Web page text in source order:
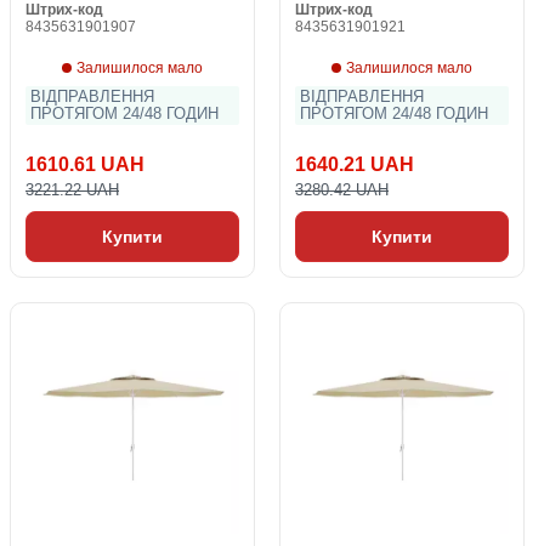
Штрих-код
8435631901907
Залишилося мало
ВІДПРАВЛЕННЯ
ПРОТЯГОМ 24/48 ГОДИН
1610.61 UAH
3221.22 UAH
Купити
Штрих-код
8435631901921
Залишилося мало
ВІДПРАВЛЕННЯ
ПРОТЯГОМ 24/48 ГОДИН
1640.21 UAH
3280.42 UAH
Купити